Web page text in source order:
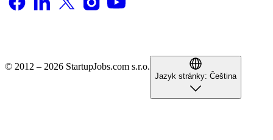
© 2012 – 2026 StartupJobs.com s.r.o.
Jazyk stránky: Čeština